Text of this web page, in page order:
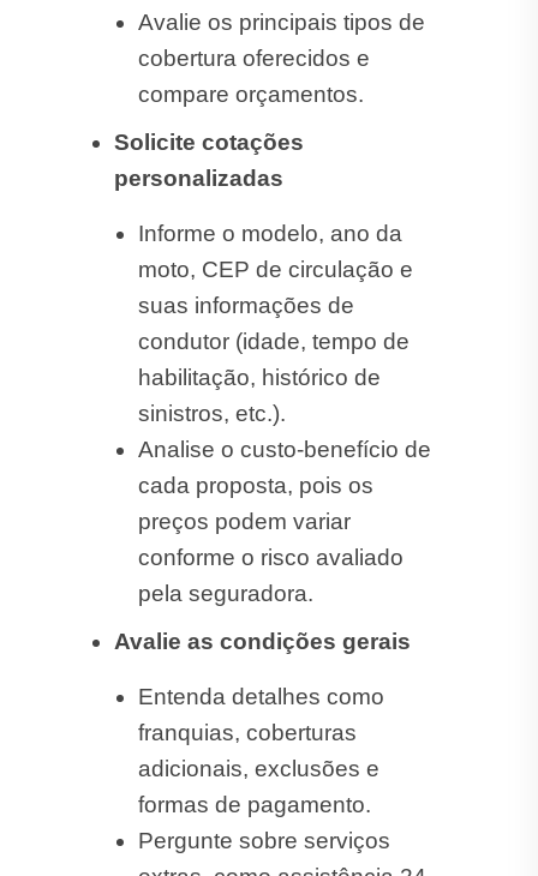
Avalie os principais tipos de
cobertura oferecidos e
compare orçamentos.
Solicite cotações
personalizadas
Informe o modelo, ano da
moto, CEP de circulação e
suas informações de
condutor (idade, tempo de
habilitação, histórico de
sinistros, etc.).
Analise o custo-benefício de
cada proposta, pois os
preços podem variar
conforme o risco avaliado
pela seguradora.
Avalie as condições gerais
Entenda detalhes como
franquias, coberturas
adicionais, exclusões e
formas de pagamento.
Pergunte sobre serviços